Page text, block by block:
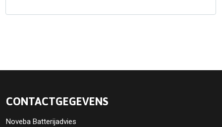
CONTACTGEGEVENS
Noveba Batterijadvies